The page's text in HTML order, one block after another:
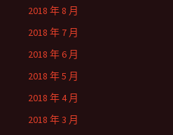
2018 年 8 月
2018 年 7 月
2018 年 6 月
2018 年 5 月
2018 年 4 月
2018 年 3 月